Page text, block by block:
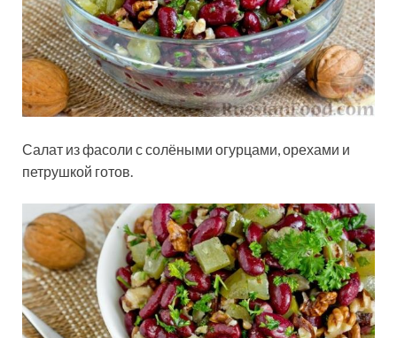
Салат из фасоли с солёными огурцами, орехами и
петрушкой готов.